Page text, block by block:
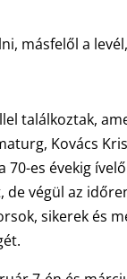
másfelől a
találkoztak,
Kovács
es évekig
végül az
sikerek és